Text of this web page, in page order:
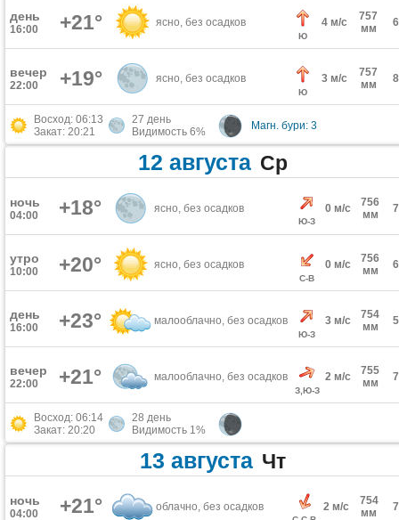
день
16:00 +21° ясно, без осадков
Ю
4 м/с
757
мм
вечер
22:00 +19° ясно, без осадков
Ю
3 м/с
757
мм
Восход: 06:13
Закат: 20:21
27 день
Видимость 6%
Магн. бури: 3
12 августа Ср
ночь
04:00 +18° ясно, без осадков
Ю-З
0 м/с
756
мм
утро
10:00 +20° ясно, без осадков
С-В
0 м/с
756
мм
день
16:00 +23° малооблачно, без осадков
Ю-З
3 м/с
754
мм
вечер
22:00 +21° малооблачно, без осадков
З,Ю-З
2 м/с
755
мм
Восход: 06:14
Закат: 20:20
28 день
Видимость 1%
13 августа Чт
ночь
04:00 +21° облачно, без осадков 2 м/с
754
мм